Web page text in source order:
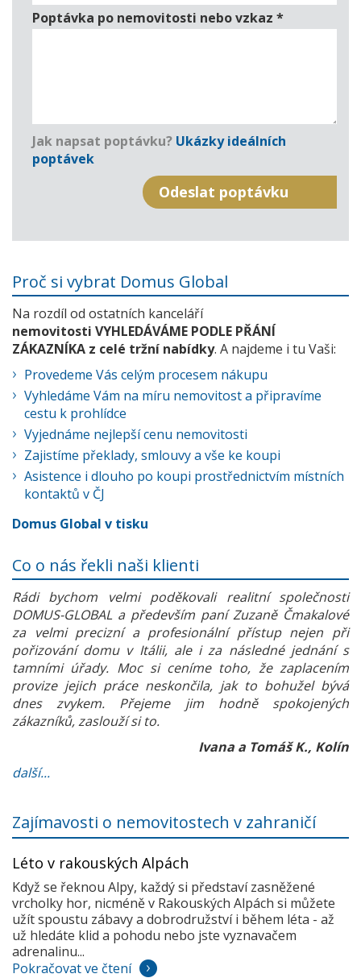
Poptávka po nemovitosti nebo vzkaz *
Jak napsat poptávku? Ukázky ideálních
poptávek
Proč si vybrat Domus Global
Na rozdíl od ostatních kanceláří
nemovitosti VYHLEDÁVÁME PODLE PŘÁNÍ
ZÁKAZNÍKA z celé tržní nabídky. A najdeme i tu Vaši:
Provedeme Vás celým procesem nákupu
Vyhledáme Vám na míru nemovitost a připravíme
cestu k prohlídce
Vyjednáme nejlepší cenu nemovitosti
Zajistíme překlady, smlouvy a vše ke koupi
Asistence i dlouho po koupi prostřednictvím místních
kontaktů v ČJ
Domus Global v tisku
Co o nás řekli naši klienti
Rádi bychom velmi poděkovali realitní společnosti
DOMUS-GLOBAL a především paní Zuzaně Čmakalové
za velmi precizní a profesionální přístup nejen při
pořizování domu v Itálii, ale i za následné jednání s
tamními úřady. Moc si ceníme toho, že zaplacením
provize jejich práce neskončila, jak to bohužel bývá
dnes zvykem. Přejeme jim hodně spokojených
zákazníků, zaslouží si to.
Ivana a Tomáš K., Kolín
další...
Zajímavosti o nemovitostech v zahraničí
Léto v rakouských Alpách
Když se řeknou Alpy, každý si představí zasněžené
vrcholky hor, nicméně v Rakouských Alpách si můžete
užít spoustu zábavy a dobrodružství i během léta - až
už hledáte klid a pohodu nebo jste vyznavačem
adrenalinu...
Pokračovat ve čtení